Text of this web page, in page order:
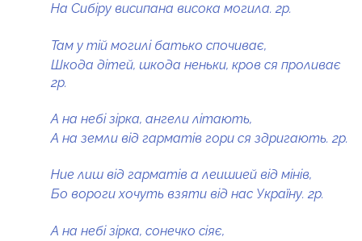
На Сибіру висипана висока могила. 2р.
Там у тій могилі батько спочиває,
Шкода дітей, шкода неньки, кров ся проливає
2р.
А на небі зірка, ангели літають,
А на земли від гарматів гори ся здригають. 2р.
Ние лиш від гарматів а леишией від мінів,
Бо вороги хочуть взяти від нас Україну. 2р.
А на небі зірка, сонечко сіяє,